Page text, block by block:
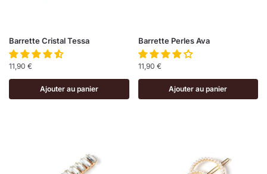
Barrette Cristal Tessa
11,90 €
Ajouter au panier
Barrette Perles Ava
11,90 €
Ajouter au panier